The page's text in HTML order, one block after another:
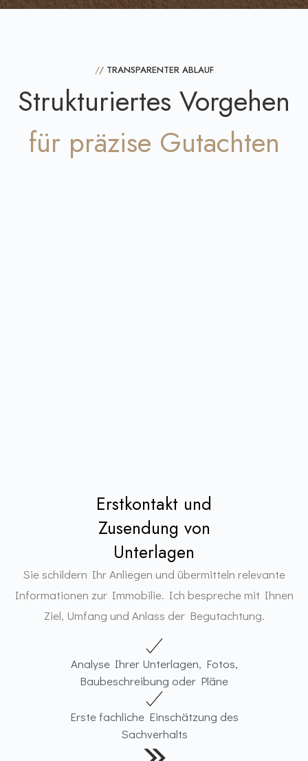
//TRANSPARENTER ABLAUF
Strukturiertes Vorgehen
für präzise Gutachten
Erstkontakt und
Zusendung von
Unterlagen
Sie schildern Ihr Anliegen und übermitteln relevante
Informationen zur Immobilie. Ich bespreche mit Ihnen
Ziel, Umfang und Anlass der Begutachtung.
Analyse Ihrer Unterlagen, Fotos,
Baubeschreibung oder Pläne
Erste fachliche Einschätzung des
Sachverhalts